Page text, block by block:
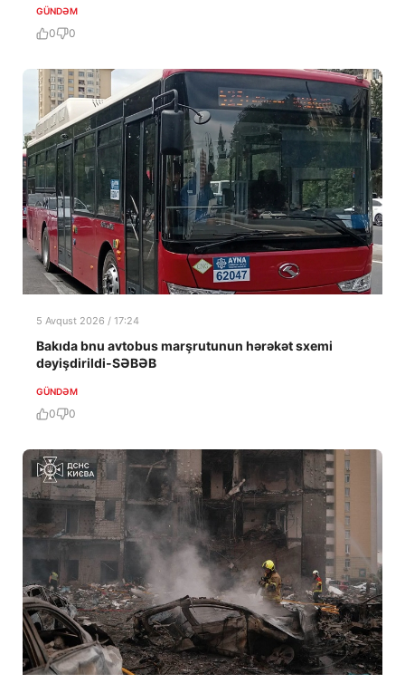
GÜNDƏM
0 0
5 Avqust 2026 / 17:24
Bakıda bnu avtobus marşrutunun hərəkət sxemi
dəyişdirildi-SƏBƏB
GÜNDƏM
0 0